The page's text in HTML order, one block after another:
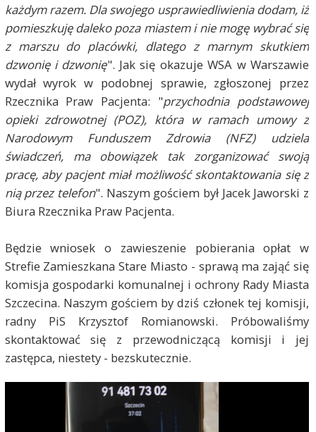
każdym razem. Dla swojego usprawiedliwienia dodam, iż
pomieszkuję daleko poza miastem i nie mogę wybrać się
z marszu do placówki, dlatego z marnym skutkiem
dzwonię i dzwonię". Jak się okazuje WSA w Warszawie
wydał wyrok w podobnej sprawie, zgłoszonej przez
Rzecznika Praw Pacjenta: "przychodnia podstawowej
opieki zdrowotnej (POZ), która w ramach umowy z
Narodowym Funduszem Zdrowia (NFZ) udziela
świadczeń, ma obowiązek tak zorganizować swoją
pracę, aby pacjent miał możliwość skontaktowania się z
nią przez telefon". Naszym gościem był Jacek Jaworski z
Biura Rzecznika Praw Pacjenta.
Będzie wniosek o zawieszenie pobierania opłat w
Strefie Zamieszkana Stare Miasto - sprawą ma zająć się
komisja gospodarki komunalnej i ochrony Rady Miasta
Szczecina. Naszym gościem by dziś członek tej komisji,
radny PiS Krzysztof Romianowski. Próbowaliśmy
skontaktować się z przewodniczącą komisji i jej
zastępca, niestety - bezskutecznie.